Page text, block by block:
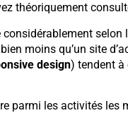
théoriquement
moins qu’un site
design) tendent à
parmi les activités les